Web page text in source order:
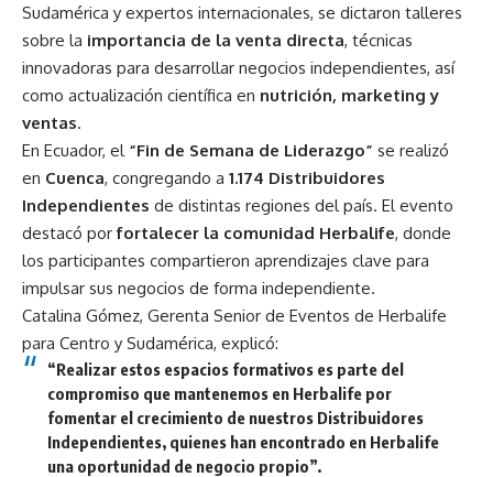
Sudamérica y expertos internacionales, se dictaron talleres
sobre la importancia de la venta directa, técnicas
innovadoras para desarrollar negocios independientes, así
como actualización científica en nutrición, marketing y
ventas.
En Ecuador, el “Fin de Semana de Liderazgo” se realizó
en Cuenca, congregando a 1.174 Distribuidores
Independientes de distintas regiones del país. El evento
destacó porfortalecer la comunidad Herbalife, donde
los participantes compartieron aprendizajes clave para
impulsar sus negocios de forma independiente.
Catalina Gómez, Gerenta Senior de Eventos de Herbalife
para Centro y Sudamérica, explicó:
“Realizar estos espacios formativos es parte del
compromiso que mantenemos en Herbalife por
fomentar el crecimiento de nuestros Distribuidores
Independientes, quienes han encontrado en Herbalife
una oportunidad de negocio propio”.